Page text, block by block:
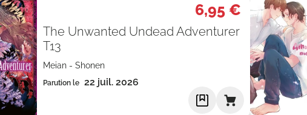
6,95 €
The Unwanted Undead Adventurer
T13
Meian - Shonen
Parution le 22 juil. 2026